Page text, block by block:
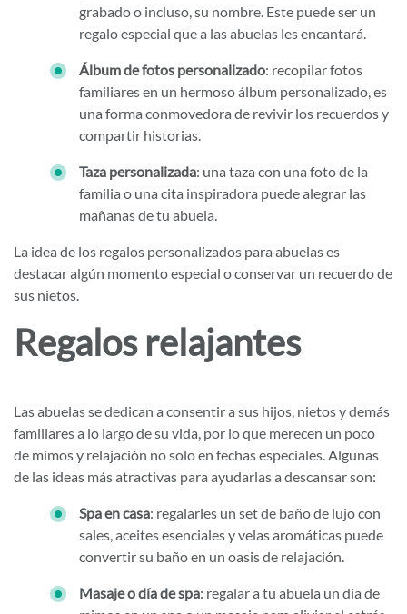
grabado o incluso, su nombre. Este puede ser un
regalo especial que a las abuelas les encantará.
Álbum de fotos personalizado: recopilar fotos
familiares en un hermoso álbum personalizado, es
una forma conmovedora de revivir los recuerdos y
compartir historias.
Taza personalizada: una taza con una foto de la
familia o una cita inspiradora puede alegrar las
mañanas de tu abuela.
La idea de los regalos personalizados para abuelas es
destacar algún momento especial o conservar un recuerdo de
sus nietos.
Regalos relajantes
Las abuelas se dedican a consentir a sus hijos, nietos y demás
familiares a lo largo de su vida, por lo que merecen un poco
de mimos y relajación no solo en fechas especiales. Algunas
de las ideas más atractivas para ayudarlas a descansar son:
Spa en casa: regalarles un set de baño de lujo con
sales, aceites esenciales y velas aromáticas puede
convertir su baño en un oasis de relajación.
Masaje o día de spa: regalar a tu abuela un día de